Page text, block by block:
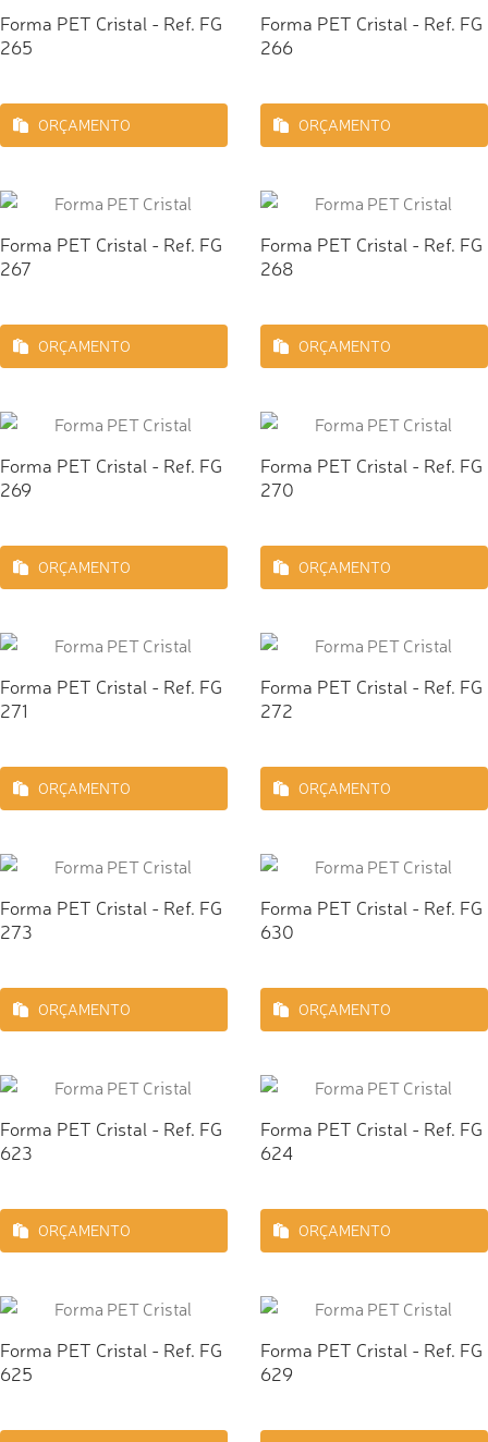
Forma PET Cristal - Ref. FG
265
ORÇAMENTO
Forma PET Cristal - Ref. FG
266
ORÇAMENTO
Forma PET Cristal - Ref. FG
267
ORÇAMENTO
Forma PET Cristal - Ref. FG
268
ORÇAMENTO
Forma PET Cristal - Ref. FG
269
ORÇAMENTO
Forma PET Cristal - Ref. FG
270
ORÇAMENTO
Forma PET Cristal - Ref. FG
271
ORÇAMENTO
Forma PET Cristal - Ref. FG
272
ORÇAMENTO
Forma PET Cristal - Ref. FG
273
ORÇAMENTO
Forma PET Cristal - Ref. FG
630
ORÇAMENTO
Forma PET Cristal - Ref. FG
623
ORÇAMENTO
Forma PET Cristal - Ref. FG
624
ORÇAMENTO
Forma PET Cristal - Ref. FG
625
Forma PET Cristal - Ref. FG
629